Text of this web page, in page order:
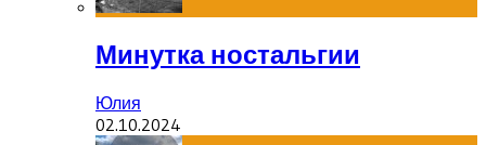
Минутка ностальгии
Юлия
02.10.2024